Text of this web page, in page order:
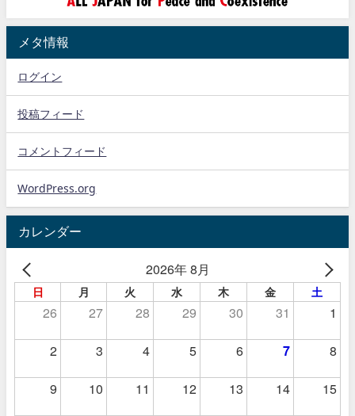
メタ情報
ログイン
投稿フィード
コメントフィード
WordPress.org
カレンダー
2026年 8月
日 月 火 水 木 金 土
26 27 28 29 30 31 1
2 3 4 5 6 7 8
9 10 11 12 13 14 15